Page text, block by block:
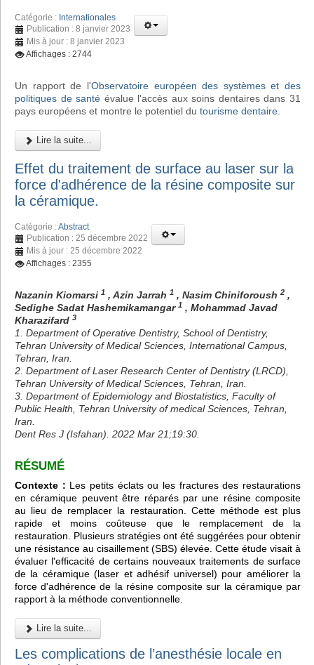
Catégorie : Internationales
Publication : 8 janvier 2023
Mis à jour : 8 janvier 2023
Affichages : 2744
Un rapport de l'Observatoire européen des systèmes et des
politiques de santé évalue l'accès aux soins dentaires dans 31
pays européens et montre le potentiel du tourisme dentaire
Lire la suite...
Effet du traitement de surface au laser sur la
force d'adhérence de la résine composite sur
la céramique.
Catégorie :Abstract
Publication : 25 décembre 2022
Mis à jour : 25 décembre 2022
Affichages : 2355
Nazanin Kiomarsi 1 , Azin Jarrah 1 , Nasim Chiniforoush 2 ,
Sedighe Sadat Hashemikamangar 1 , Mohammad Javad
Kharazifard 3
1. Department of Operative Dentistry, School of Dentistry,
Tehran University of Medical Sciences, International Campus,
Tehran, Iran.
2. Department of Laser Research Center of Dentistry (LRCD),
Tehran University of Medical Sciences, Tehran, Iran.
3. Department of Epidemiology and Biostatistics, Faculty of
Public Health, Tehran University of medical Sciences, Tehran,
Iran.
Dent Res J (Isfahan). 2022 Mar 21;19:30.
RÉSUMÉ
Contexte : Les petits éclats ou les fractures des restaurations
en céramique peuvent être réparés par une résine composite
au lieu de remplacer la restauration. Cette méthode est plus
rapide et moins coûteuse que le remplacement de la
restauration. Plusieurs stratégies ont été suggérées pour obtenir
une résistance au cisaillement (SBS) élevée. Cette étude visait à
évaluer l'efficacité de certains nouveaux traitements de surface
de la céramique (laser et adhésif universel) pour améliorer la
force d'adhérence de la résine composite sur la céramique par
rapport à la méthode conventionnelle.
Lire la suite...
Les complications de l’anesthésie locale en